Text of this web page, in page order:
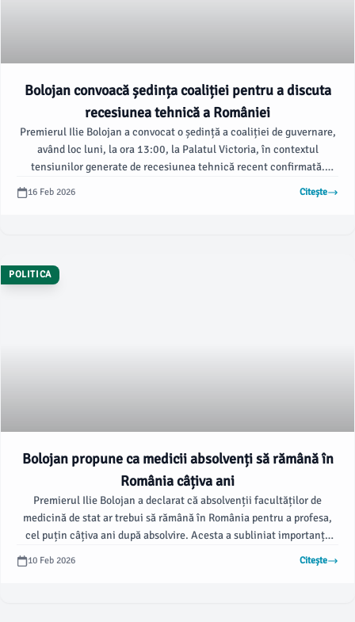
Bolojan convoacă ședința coaliției pentru a discuta
recesiunea tehnică a României
Premierul Ilie Bolojan a convocat o ședință a coaliției de guvernare,
având loc luni, la ora 13:00, la Palatul Victoria, în contextul
tensiunilor generate de recesiunea tehnică recent confirmată.
Conform Mediafax, ședința are loc la doar câteva zile după anunțul
oficial al intrării României în recesiune și înainte de termenul limită
16 Feb 2026 Citește
POLITICA
Bolojan propune ca medicii absolvenți să rămână în
România câțiva ani
Premierul Ilie Bolojan a declarat că absolvenții facultăților de
medicină de stat ar trebui să rămână în România pentru a profesa,
cel puțin câțiva ani după absolvire. Acesta a subliniat importanța
acestei măsuri în cadrul Adunării Generale a Asociației Comunelor
10 Feb 2026 Citește